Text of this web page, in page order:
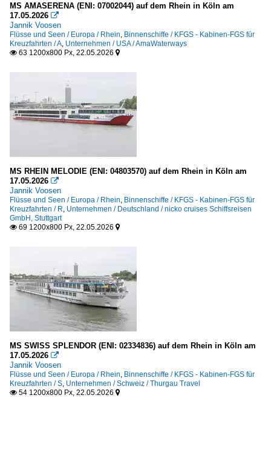
MS AMASERENA (ENI: 07002044) auf dem Rhein in Köln am
17.05.2026 
Jannik Voosen
Flüsse und Seen / Europa / Rhein, Binnenschiffe / KFGS - Kabinen-FGS für
Kreuzfahrten / A, Unternehmen / USA / AmaWaterways
 63 1200x800 Px, 22.05.2026 
MS RHEIN MELODIE (ENI: 04803570) auf dem Rhein in Köln am
17.05.2026 
Jannik Voosen
Flüsse und Seen / Europa / Rhein, Binnenschiffe / KFGS - Kabinen-FGS für
Kreuzfahrten / R, Unternehmen / Deutschland / nicko cruises Schiffsreisen
GmbH, Stuttgart
 69 1200x800 Px, 22.05.2026 
MS SWISS SPLENDOR (ENI: 02334836) auf dem Rhein in Köln am
17.05.2026 
Jannik Voosen
Flüsse und Seen / Europa / Rhein, Binnenschiffe / KFGS - Kabinen-FGS für
Kreuzfahrten / S, Unternehmen / Schweiz / Thurgau Travel
 54 1200x800 Px, 22.05.2026 